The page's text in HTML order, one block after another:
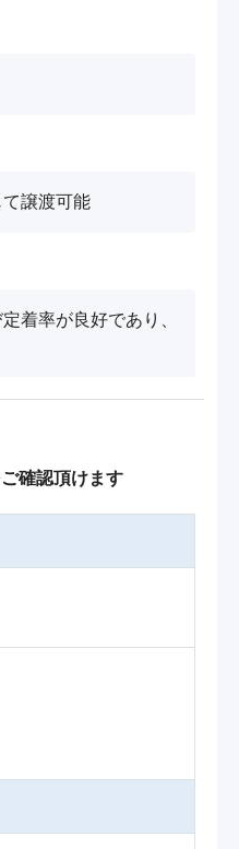
譲渡可能
着率が良好であり、
確認頂けます